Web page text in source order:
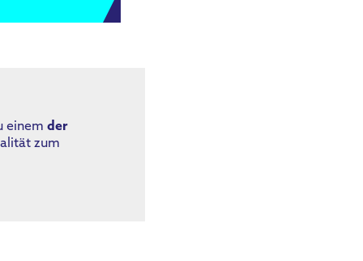
einem der
zum